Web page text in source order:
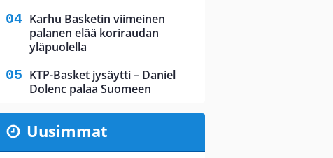
Karhu Basketin viimeinen
palanen elää koriraudan
yläpuolella
KTP-Basket jysäytti – Daniel
Dolenc palaa Suomeen
Uusimmat